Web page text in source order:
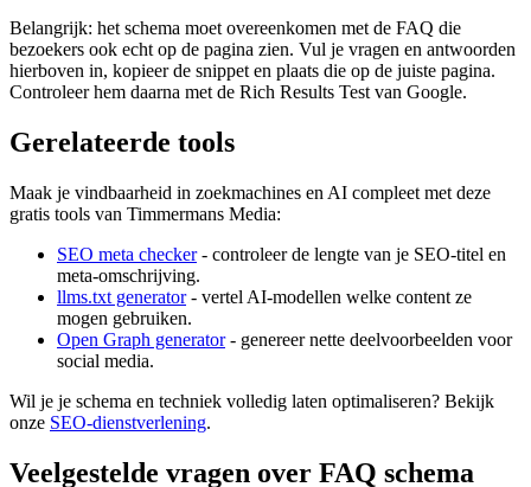
Belangrijk: het schema moet overeenkomen met de FAQ die
bezoekers ook echt op de pagina zien. Vul je vragen en antwoorden
hierboven in, kopieer de snippet en plaats die op de juiste pagina.
Controleer hem daarna met de Rich Results Test van Google.
Gerelateerde tools
Maak je vindbaarheid in zoekmachines en AI compleet met deze
gratis tools van Timmermans Media:
SEO meta checker - controleer de lengte van je SEO-titel en
meta-omschrijving.
llms.txt generator - vertel AI-modellen welke content ze
mogen gebruiken.
Open Graph generator - genereer nette deelvoorbeelden voor
social media.
Wil je je schema en techniek volledig laten optimaliseren? Bekijk
onze SEO-dienstverlening.
Veelgestelde vragen over FAQ schema